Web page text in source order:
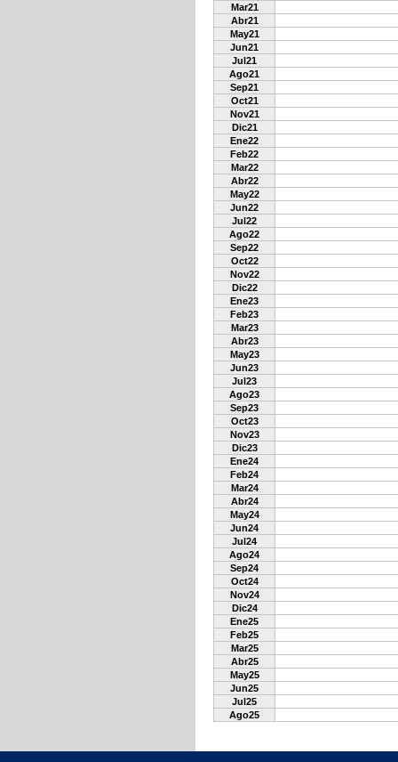
Mar21
Abr21
May21
Jun21
Jul21
Ago21
Sep21
Oct21
Nov21
Dic21
Ene22
Feb22
Mar22
Abr22
May22
Jun22
Jul22
Ago22
Sep22
Oct22
Nov22
Dic22
Ene23
Feb23
Mar23
Abr23
May23
Jun23
Jul23
Ago23
Sep23
Oct23
Nov23
Dic23
Ene24
Feb24
Mar24
Abr24
May24
Jun24
Jul24
Ago24
Sep24
Oct24
Nov24
Dic24
Ene25
Feb25
Mar25
Abr25
May25
Jun25
Jul25
Ago25